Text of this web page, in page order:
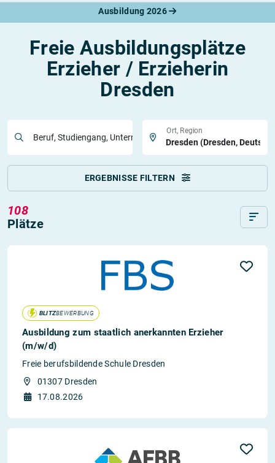
Ausbildung 2026
Freie Ausbildungsplätze
Erzieher / Erzieherin
Dresden
Beruf, Studiengang, Unternehmen
Ort, Region
ERGEBNISSE FILTERN
108
Plätze
BLITZBEWERBUNG
Ausbildung zum staatlich anerkannten Erzieher
(m/w/d)
Freie berufsbildende Schule Dresden
01307 Dresden
17.08.2026